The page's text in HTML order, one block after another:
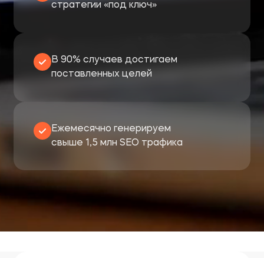
стратегии «под ключ»
В 90% случаев достигаем
поставленных целей
Ежемесячно генерируем
свыше 1,5 млн SEO трафика